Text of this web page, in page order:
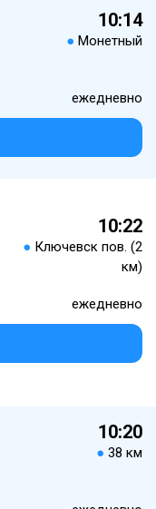
10:14
● Монетный
ежедневно
10:22
● Ключевск пов. (2
км)
ежедневно
10:20
● 38 км